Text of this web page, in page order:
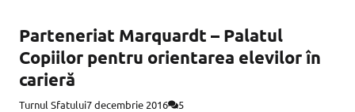
Parteneriat Marquardt – Palatul
Copiilor pentru orientarea elevilor în
carieră
Turnul Sfatului7 decembrie 2016 5